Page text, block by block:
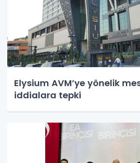
Elysium AVM’ye yönelik
iddialara tepki